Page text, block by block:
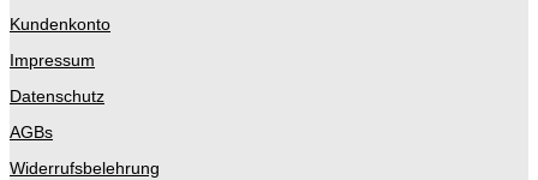
Kundenkonto
Impressum
Datenschutz
AGBs
Widerrufsbelehrung